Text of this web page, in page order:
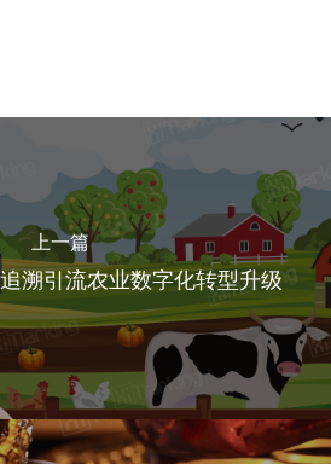
上一篇
溯引流农业数字化转型升级